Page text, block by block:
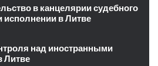
в канцелярии судебного
исполнении в Литве
над иностранными
Литве